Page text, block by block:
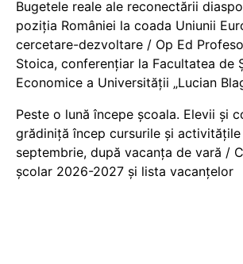
Bugetele reale ale reconectării
poziția României la coada Uniunii
cercetare-dezvoltare / Op Ed
Stoica, conferențiar la Facultatea de
Economice a Universității „Lucian
Peste o lună începe școala. Elevii și
grădiniță încep cursurile și
septembrie, după vacanța de vară /
școlar 2026-2027 și lista vacanțelor